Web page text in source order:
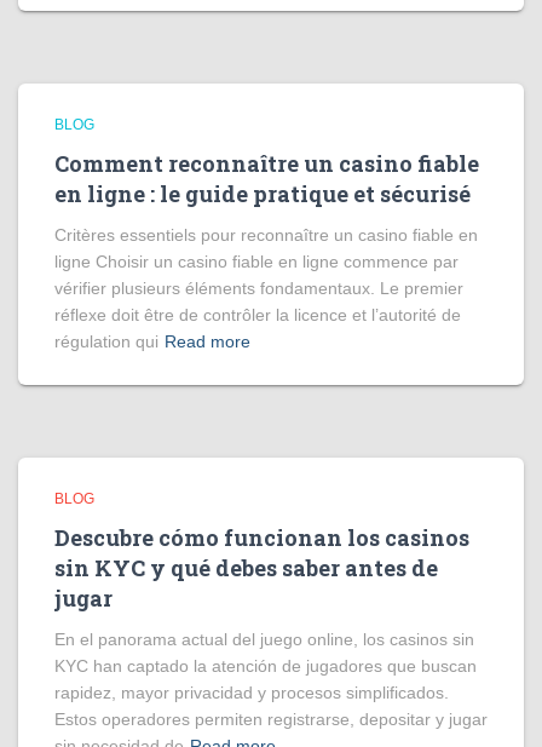
BLOG
Comment reconnaître un casino fiable
en ligne : le guide pratique et sécurisé
Critères essentiels pour reconnaître un casino fiable en
ligne Choisir un casino fiable en ligne commence par
vérifier plusieurs éléments fondamentaux. Le premier
réflexe doit être de contrôler la licence et l’autorité de
régulation qui Read more
BLOG
Descubre cómo funcionan los casinos
sin KYC y qué debes saber antes de
jugar
En el panorama actual del juego online, los casinos sin
KYC han captado la atención de jugadores que buscan
rapidez, mayor privacidad y procesos simplificados.
Estos operadores permiten registrarse, depositar y jugar